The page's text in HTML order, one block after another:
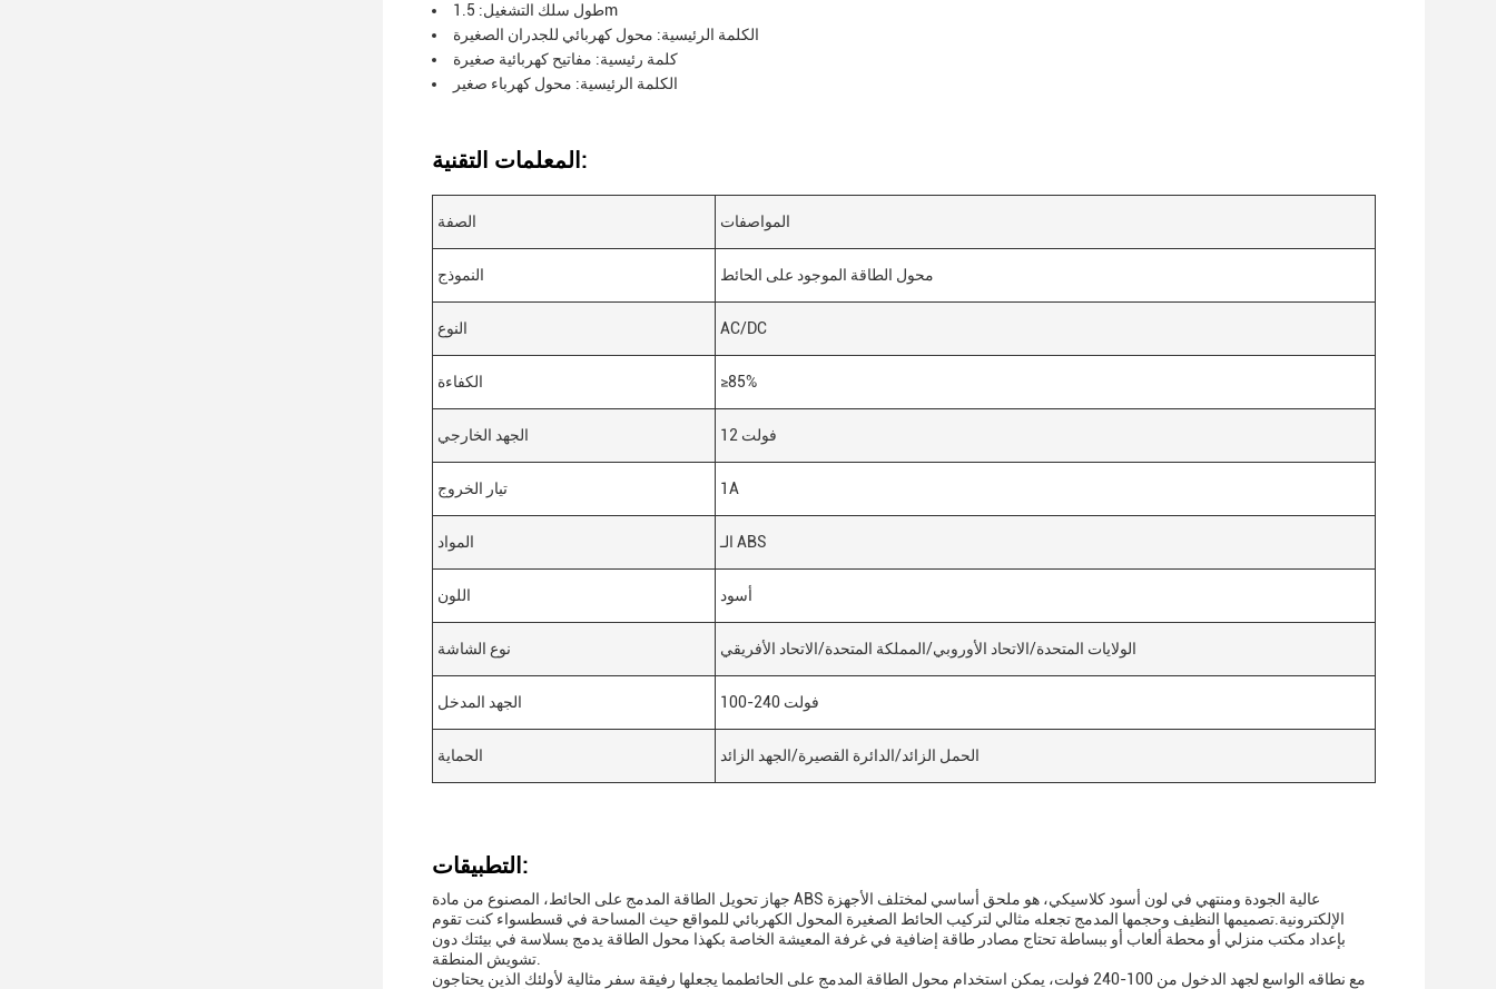
طول سلك التشغيل: 1.5m
الكلمة الرئيسية: محول كهربائي للجدران الصغيرة
كلمة رئيسية: مفاتيح كهربائية صغيرة
الكلمة الرئيسية: محول كهرباء صغير
المعلمات التقنية:
الصفة المواصفات
النموذج محول الطاقة الموجود على الحائط
النوع AC/DC
الكفاءة ≥85%
الجهد الخارجي 12 فولت
تيار الخروج 1A
المواد الـ ABS
اللون أسود
نوع الشاشة الولايات المتحدة/الاتحاد الأوروبي/المملكة المتحدة/الاتحاد الأفريقي
الجهد المدخل 100-240 فولت
الحماية الحمل الزائد/الدائرة القصيرة/الجهد الزائد
التطبيقات:
جهاز تحويل الطاقة المدمج على الحائط، المصنوع من مادة ABS عالية الجودة ومنتهي في لون أسود كلاسيكي، هو ملحق أساسي لمختلف الأجهزة
الإلكترونية.تصميمها النظيف وحجمها المدمج تجعله مثالي لتركيب الحائط الصغيرة المحول الكهربائي للمواقع حيث المساحة في قسطسواء كنت تقوم
بإعداد مكتب منزلي أو محطة ألعاب أو ببساطة تحتاج مصادر طاقة إضافية في غرفة المعيشة الخاصة بكهذا محول الطاقة يدمج بسلاسة في بيئتك دون
مع نطاقه الواسع لجهد الدخول من 100-240 فولت، يمكن استخدام محول الطاقة المدمج على الحائطمما يجعلها رفيقة سفر مثالية لأولئك الذين يحتاجون